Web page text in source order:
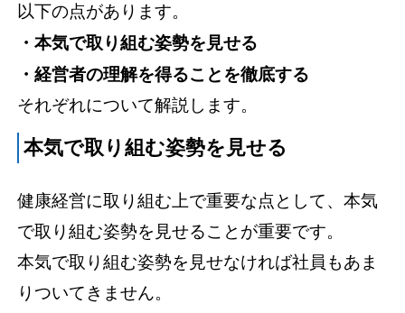
以下の点があります。
・本気で取り組む姿勢を見せる
・経営者の理解を得ることを徹底する
それぞれについて解説します。
本気で取り組む姿勢を見せる
健康経営に取り組む上で重要な点として、本気
で取り組む姿勢を見せることが重要です。
本気で取り組む姿勢を見せなければ社員もあま
りついてきません。